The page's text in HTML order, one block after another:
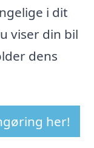
i dit
viser din bil
dens
her!